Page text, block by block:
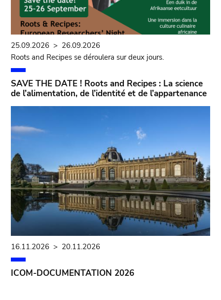
25.09.2026 > 26.09.2026
Roots and Recipes se déroulera sur deux jours.
SAVE THE DATE ! Roots and Recipes : La science
de l’alimentation, de l’identité et de l’appartenance
16.11.2026 > 20.11.2026
ICOM-DOCUMENTATION 2026